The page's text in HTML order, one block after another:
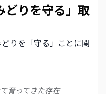
どりを守る」取
りを「守る」ことに関
育ってきた存在